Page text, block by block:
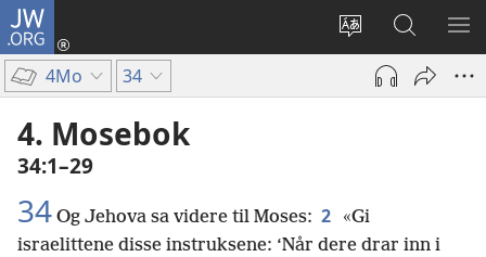
JW.ORG
Endre
språk
Logg
inn
(åpner
Søk
på
JW.ORG
VIS
4Mo 34
4. Mosebok
34:1–29
34 Og Jehova sa videre til Moses: 2
«Gi
israelittene disse instruksene: ‘Når dere drar inn i